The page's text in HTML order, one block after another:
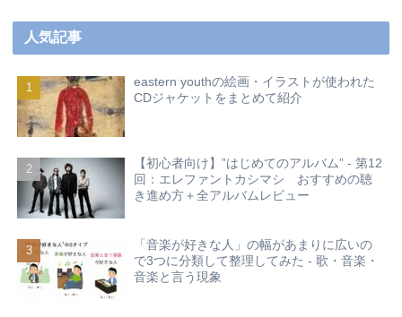
人気記事
eastern youthの絵画・イラストが使われた
CDジャケットをまとめて紹介
【初心者向け】”はじめてのアルバム” - 第12
回：エレファントカシマシ おすすめの聴
き進め方＋全アルバムレビュー
「音楽が好きな人」の幅があまりに広いの
で3つに分類して整理してみた - 歌・音楽・
音楽と言う現象